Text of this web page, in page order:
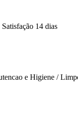
14 dias
e Higiene /